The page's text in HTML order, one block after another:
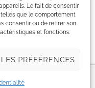
Le fait de consentir
que le comportement
consentir ou de retirer son
et fonctions.
PRÉFÉRENCES